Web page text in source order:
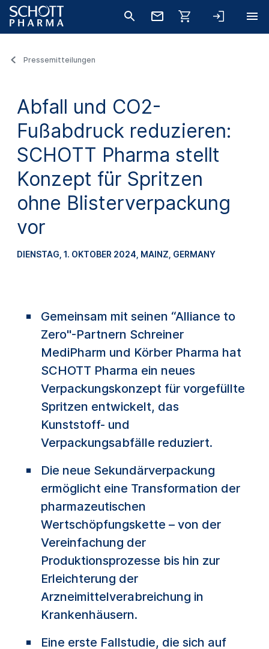
Pressemitteilungen
Abfall und CO2-
Fußabdruck reduzieren:
SCHOTT Pharma stellt
Konzept für Spritzen
ohne Blisterverpackung
vor
DIENSTAG, 1. OKTOBER 2024 , MAINZ, GERMANY
Gemeinsam mit seinen “Alliance to
Zero"-Partnern Schreiner
MediPharm und Körber Pharma hat
SCHOTT Pharma ein neues
Verpackungskonzept für vorgefüllte
Spritzen entwickelt, das
Kunststoff- und
Verpackungsabfälle reduziert.
Die neue Sekundärverpackung
ermöglicht eine Transformation der
pharmazeutischen
Wertschöpfungskette – von der
Vereinfachung der
Produktionsprozesse bis hin zur
Erleichterung der
Arzneimittelverabreichung in
Krankenhäusern.
Eine erste Fallstudie, die sich auf